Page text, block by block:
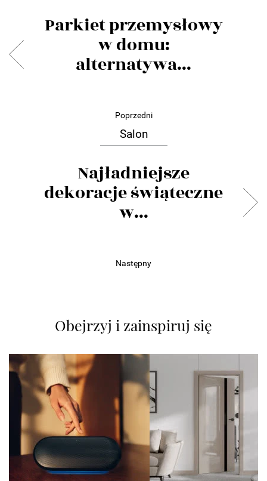
Parkiet przemysłowy
w domu:
alternatywa...
Poprzedni
Salon
Najładniejsze
dekoracje świąteczne
w...
Następny
Obejrzyj i zainspiruj się